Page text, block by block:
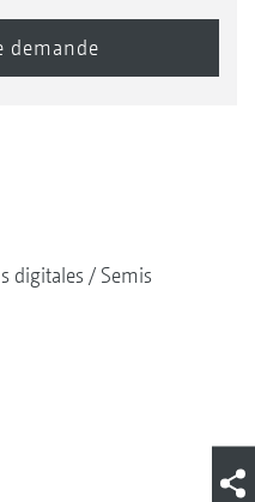
digitales
Semis